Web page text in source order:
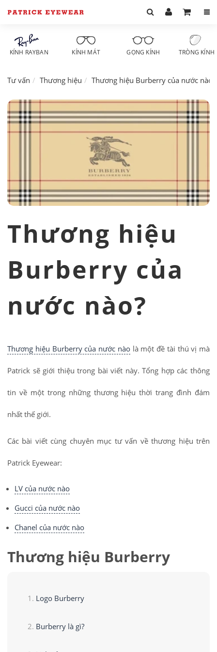
KÍNH RAYBAN KÍNH MÁT GỌNG KÍNH TRÒNG KÍNH
Tư vấn Thương hiệu Thương hiệu Burberry của nước nào?
Thương hiệu
Burberry của
nước nào?
Thương hiệu Burberry của nước nàolà một đề tài thú vị mà
Patrick sẽ giới thiệu trong bài viết này. Tổng hợp các thông
tin về một trong những thương hiệu thời trang đình đám
nhất thế giới.
Các bài viết cùng chuyên mục tư vấn về thương hiệu trên
Patrick Eyewear:
LV của nước nào
Gucci của nước nào
Chanel của nước nào
Thương hiệu Burberry
Logo Burberry
Burberry là gì?